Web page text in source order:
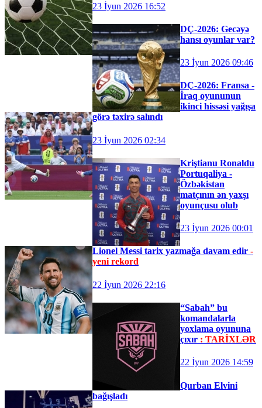
23 İyun 2026 16:52
DÇ-2026: Gecəyə
hansı oyunlar var?
23 İyun 2026 09:46
DÇ-2026: Fransa -
İraq oyununun
ikinci hissəsi yağışa
görə təxirə salındı
23 İyun 2026 02:34
Kriştianu Ronaldu
Portuqaliya -
Özbəkistan
matçının ən yaxşı
oyunçusu olub
23 İyun 2026 00:01
Lionel Messi tarix yazmağa davam edir -
yeni rekord
22 İyun 2026 22:16
“Sabah” bu
komandalarla
yoxlama oyununa
çıxır : TARİXLƏR
22 İyun 2026 14:59
Qurban Elvini
bağışladı